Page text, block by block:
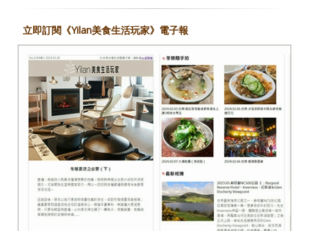
立即訂閱《Yilan美食生活玩家》電子報